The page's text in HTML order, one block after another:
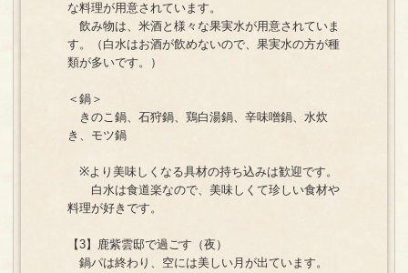
な料理が用意されています。
飲み物は、米酒と様々な果実水が用意されていま
す。（白水はお酒が飲めないので、果実水の方が種
類が多いです。）
＜鍋＞
きのこ鍋、石狩鍋、鶏白湯鍋、辛味噌鍋、水炊
き、モツ鍋
※より美味しくなる具材の持ち込みは歓迎です。
白水は食道楽なので、美味しくて珍しい食材や
料理が好きです。
【3】鹿紫雲邸で過ごす（夜）
鍋パは終わり、空には美しい月が出ています。